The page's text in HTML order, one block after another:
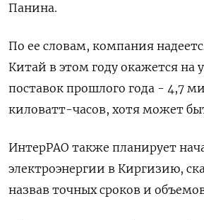
Панина.
По ее словам, компания
Китай в этом году окажется на
поставок прошлого года - 4,7
киловатт-часов, хотя может
ИнтерРАО также планирует
электроэнергии в Киргизию,
назвав точных сроков и